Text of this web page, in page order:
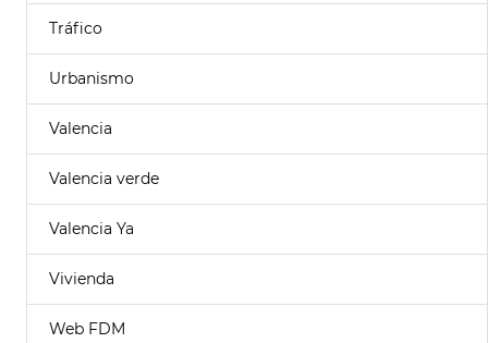
Tráfico
Urbanismo
Valencia
Valencia verde
Valencia Ya
Vivienda
Web FDM